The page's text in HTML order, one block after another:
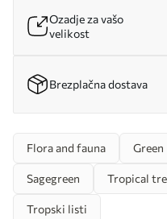
Ozadje za vašo
velikost
Brezplačna dostava
Flora and fauna Green
Sagegreen Tropical
Tropski listi